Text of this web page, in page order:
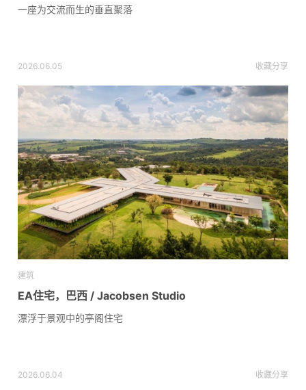
一座为交流而生的垂直聚落
2026.06.05 收藏分享
建筑
EA住宅，巴西 / Jacobsen Studio
漂浮于景观中的亭阁住宅
2026.06.04 收藏分享